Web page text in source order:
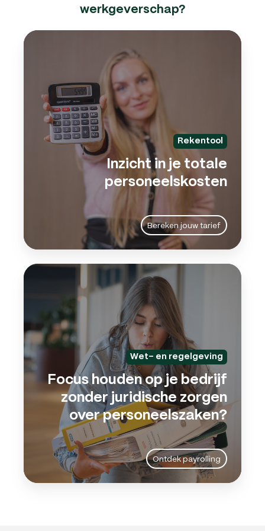
werkgeverschap?
Rekentool
Inzicht in je totale
personeelskosten
Bereken jouw tarief
Wet- en regelgeving
Focus houden op je bedrijf
zonder juridische zorgen
over personeelszaken?
Ontdek payrolling